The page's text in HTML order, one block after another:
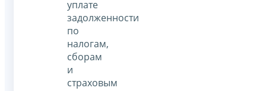
уплате
задолженности
по
налогам,
сборам
и
страховым